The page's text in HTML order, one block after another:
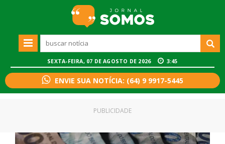
SEXTA-FEIRA, 07 DE AGOSTO DE 2026 3:45
ENVIE SUA NOTÍCIA: (64) 9 9917-5445
PUBLICIDADE